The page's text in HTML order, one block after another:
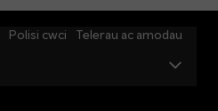
Polisi cwci Telerau ac amodau